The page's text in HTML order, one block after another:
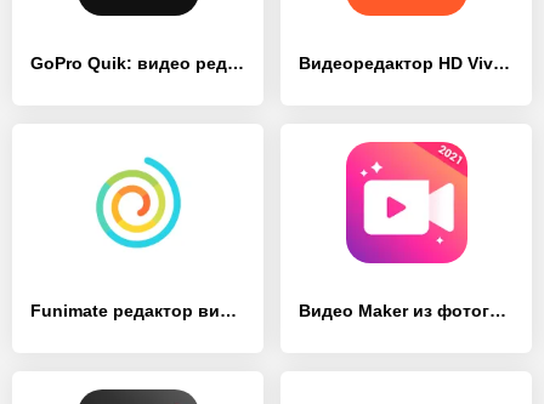
GoPro Quik: видео редактор Видеоредактор HD VivaVideo PRO
Funimate редактор видео Видео Maker из фотографий с музыкой